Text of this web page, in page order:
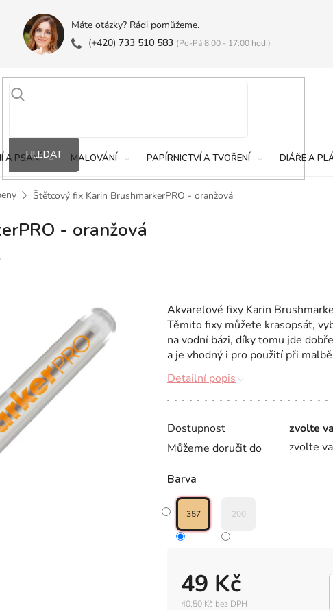
Máte otázky? Rádi pomůžeme.
(+420) 733 510 583 (Po-Pá 8:00 - 17:00 hod.)
HLEDAT
A PSANÍ MALOVÁNÍ PAPÍRNICTVÍ A TVOŘENÍ DIÁŘE A
Štětcový fix Karin BrushmarkerPRO - oranžová
- oranžová
Dostupnost
zvolte
Můžeme doručit do
zvolte
49 Kč
40,50 Kč bez DPH
Barva
357 200
Akvarelové fixy Karin
Těmito fixy můžete krasopsát,
na vodní bázi, díky tomu jde
a je vhodný i pro použití při
Detailní popis